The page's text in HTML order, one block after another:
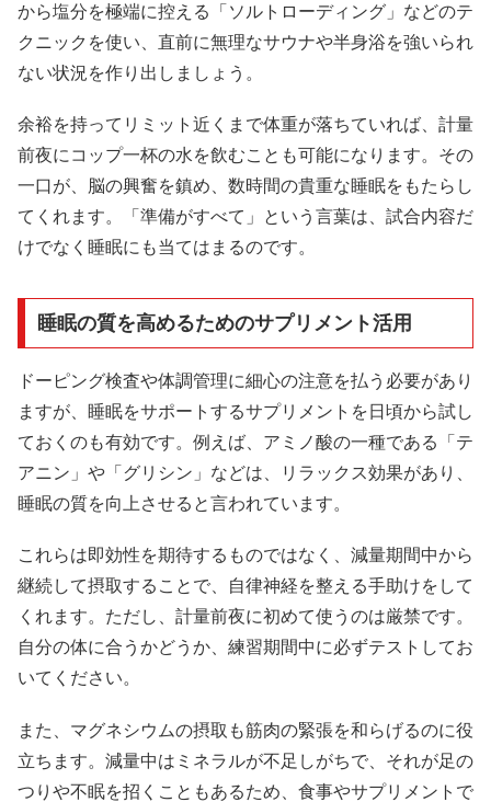
から塩分を極端に控える「ソルトローディング」などのテ
クニックを使い、直前に無理なサウナや半身浴を強いられ
ない状況を作り出しましょう。
余裕を持ってリミット近くまで体重が落ちていれば、計量
前夜にコップ一杯の水を飲むことも可能になります。その
一口が、脳の興奮を鎮め、数時間の貴重な睡眠をもたらし
てくれます。「準備がすべて」という言葉は、試合内容だ
けでなく睡眠にも当てはまるのです。
睡眠の質を高めるためのサプリメント活用
ドーピング検査や体調管理に細心の注意を払う必要があり
ますが、睡眠をサポートするサプリメントを日頃から試し
ておくのも有効です。例えば、アミノ酸の一種である「テ
アニン」や「グリシン」などは、リラックス効果があり、
睡眠の質を向上させると言われています。
これらは即効性を期待するものではなく、減量期間中から
継続して摂取することで、自律神経を整える手助けをして
くれます。ただし、計量前夜に初めて使うのは厳禁です。
自分の体に合うかどうか、練習期間中に必ずテストしてお
いてください。
また、マグネシウムの摂取も筋肉の緊張を和らげるのに役
立ちます。減量中はミネラルが不足しがちで、それが足の
つりや不眠を招くこともあるため、食事やサプリメントで